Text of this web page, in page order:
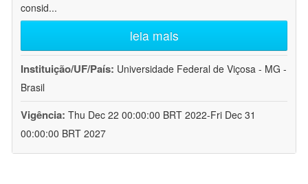
consid...
leia mais
Instituição/UF/País: Universidade Federal de Viçosa - MG -
Brasil
Vigência: Thu Dec 22 00:00:00 BRT 2022-Fri Dec 31
00:00:00 BRT 2027